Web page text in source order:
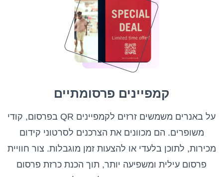
קמפיינים פרסומתיים
בפרסום, קודי QR על באנרים משמשים זרזים לקמפיינים
משופרים. הם מכוונים את הצרכנים לסרטוני קידום
מכירות, לתוכן בלעדי או להצעות זמן מוגבלות. צור חוויית
פרסום עילית ומשפיעה יותר, תוך הכנת כרזת פרסום